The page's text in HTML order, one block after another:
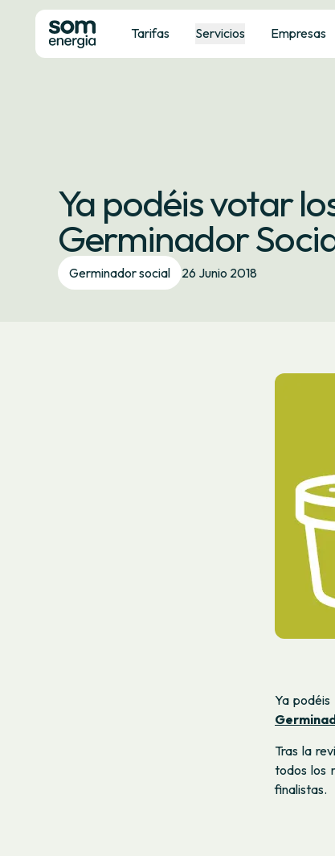
Tarifas Servicios Empresas
Ya podéis votar
Germinador
Germinador social 26 Junio 2018
Ya podéis
Tras la
todos los
finalistas.